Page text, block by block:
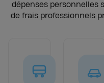
dépenses personnelles
de frais professionnels